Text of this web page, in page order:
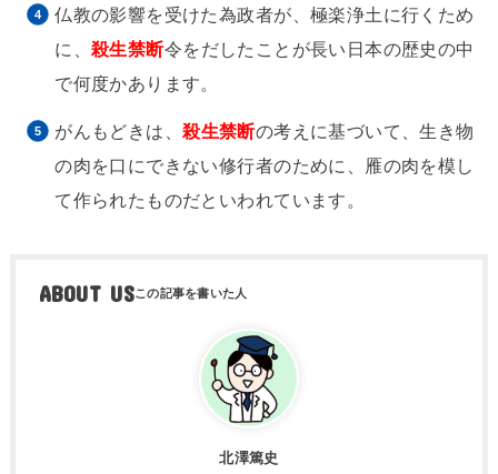
仏教の影響を受けた為政者が、極楽浄土に行くため
に、殺生禁断令をだしたことが長い日本の歴史の中
で何度かあります。
がんもどきは、殺生禁断の考えに基づいて、生き物
の肉を口にできない修行者のために、雁の肉を模し
て作られたものだといわれています。
ABOUT US
北澤篤史